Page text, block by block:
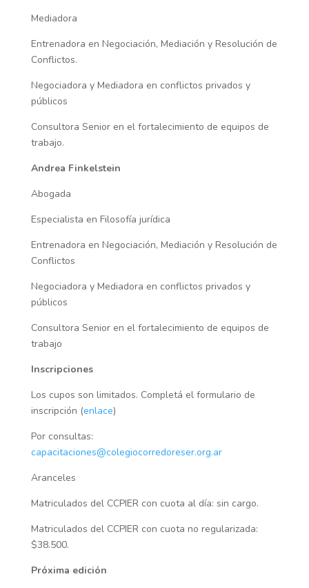
Mediadora
Entrenadora en Negociación, Mediación y Resolución de
Conflictos.
Negociadora y Mediadora en conflictos privados y
públicos
Consultora Senior en el fortalecimiento de equipos de
trabajo.
Andrea Finkelstein
Abogada
Especialista en Filosofía jurídica
Entrenadora en Negociación, Mediación y Resolución de
Conflictos
Negociadora y Mediadora en conflictos privados y
públicos
Consultora Senior en el fortalecimiento de equipos de
trabajo
Inscripciones
Los cupos son limitados. Completá el formulario de
inscripción (enlace)
Por consultas:
capacitaciones@colegiocorredoreser.org.ar
Aranceles
Matriculados del CCPIER con cuota al día: sin cargo.
Matriculados del CCPIER con cuota no regularizada:
$38.500.
Próxima edición